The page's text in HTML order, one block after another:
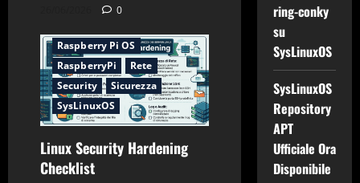
0
Gnu-Linux
Raspberry Pi OS
RaspberryPi
Rete
Security
Sicurezza
SysLinuxOS
Linux Security Hardening
Checklist
ring-conky
su
SysLinuxOS
SysLinuxOS
Repository
APT
Ufficiale Ora
Disponibile